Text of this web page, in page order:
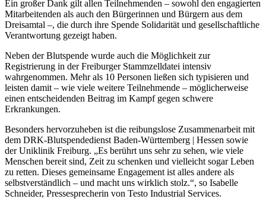
Ein großer Dank gilt allen Teilnehmenden – sowohl den engagierten
Mitarbeitenden als auch den Bürgerinnen und Bürgern aus dem
Dreisamtal –, die durch ihre Spende Solidarität und gesellschaftliche
Verantwortung gezeigt haben.
Neben der Blutspende wurde auch die Möglichkeit zur
Registrierung in der Freiburger Stammzelldatei intensiv
wahrgenommen. Mehr als 10 Personen ließen sich typisieren und
leisten damit – wie viele weitere Teilnehmende – möglicherweise
einen entscheidenden Beitrag im Kampf gegen schwere
Erkrankungen.
Besonders hervorzuheben ist die reibungslose Zusammenarbeit mit
dem DRK-Blutspendedienst Baden-Württemberg | Hessen sowie
der Uniklinik Freiburg. „Es berührt uns sehr zu sehen, wie viele
Menschen bereit sind, Zeit zu schenken und vielleicht sogar Leben
zu retten. Dieses gemeinsame Engagement ist alles andere als
selbstverständlich – und macht uns wirklich stolz.“, so Isabelle
Schneider, Pressesprecherin von Testo Industrial Services.